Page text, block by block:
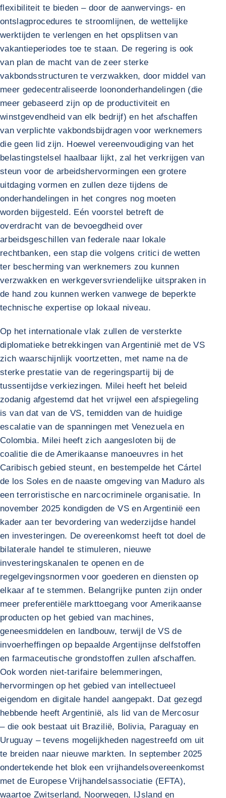
flexibiliteit te bieden – door de aanwervings- en
ontslagprocedures te stroomlijnen, de wettelijke
werktijden te verlengen en het opsplitsen van
vakantieperiodes toe te staan. De regering is ook
van plan de macht van de zeer sterke
vakbondsstructuren te verzwakken, door middel van
meer gedecentraliseerde loononderhandelingen (die
meer gebaseerd zijn op de productiviteit en
winstgevendheid van elk bedrijf) en het afschaffen
van verplichte vakbondsbijdragen voor werknemers
die geen lid zijn. Hoewel vereenvoudiging van het
belastingstelsel haalbaar lijkt, zal het verkrijgen van
steun voor de arbeidshervormingen een grotere
uitdaging vormen en zullen deze tijdens de
onderhandelingen in het congres nog moeten
worden bijgesteld. Eén voorstel betreft de
overdracht van de bevoegdheid over
arbeidsgeschillen van federale naar lokale
rechtbanken, een stap die volgens critici de wetten
ter bescherming van werknemers zou kunnen
verzwakken en werkgeversvriendelijke uitspraken in
de hand zou kunnen werken vanwege de beperkte
technische expertise op lokaal niveau.
Op het internationale vlak zullen de versterkte
diplomatieke betrekkingen van Argentinië met de VS
zich waarschijnlijk voortzetten, met name na de
sterke prestatie van de regeringspartij bij de
tussentijdse verkiezingen. Milei heeft het beleid
zodanig afgestemd dat het vrijwel een afspiegeling
is van dat van de VS, temidden van de huidige
escalatie van de spanningen met Venezuela en
Colombia. Milei heeft zich aangesloten bij de
coalitie die de Amerikaanse manoeuvres in het
Caribisch gebied steunt, en bestempelde het Cártel
de los Soles en de naaste omgeving van Maduro als
een terroristische en narcocriminele organisatie. In
november 2025 kondigden de VS en Argentinië een
kader aan ter bevordering van wederzijdse handel
en investeringen. De overeenkomst heeft tot doel de
bilaterale handel te stimuleren, nieuwe
investeringskanalen te openen en de
regelgevingsnormen voor goederen en diensten op
elkaar af te stemmen. Belangrijke punten zijn onder
meer preferentiële markttoegang voor Amerikaanse
producten op het gebied van machines,
geneesmiddelen en landbouw, terwijl de VS de
invoerheffingen op bepaalde Argentijnse delfstoffen
en farmaceutische grondstoffen zullen afschaffen.
Ook worden niet-tarifaire belemmeringen,
hervormingen op het gebied van intellectueel
eigendom en digitale handel aangepakt. Dat gezegd
hebbende heeft Argentinië, als lid van de Mercosur
– die ook bestaat uit Brazilië, Bolivia, Paraguay en
Uruguay – tevens mogelijkheden nagestreefd om uit
te breiden naar nieuwe markten. In september 2025
ondertekende het blok een vrijhandelsovereenkomst
met de Europese Vrijhandelsassociatie (EFTA),
waartoe Zwitserland, Noorwegen, IJsland en